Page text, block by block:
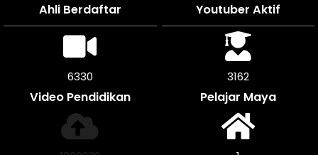
Ahli Berdaftar Youtuber Aktif
7284
Video Pendidikan
3642
Pelajar Maya